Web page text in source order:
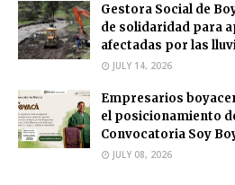
Gestora Social de
de solidaridad para
afectadas por las
JULY 14, 2026
Empresarios
el posicionamiento
Convocatoria Soy
JULY 08, 2026